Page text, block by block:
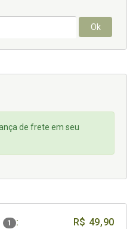
Ok
de frete em seu
1 : R$ 49,90